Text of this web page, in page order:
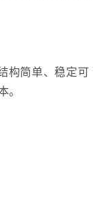
构简单、稳定可
。